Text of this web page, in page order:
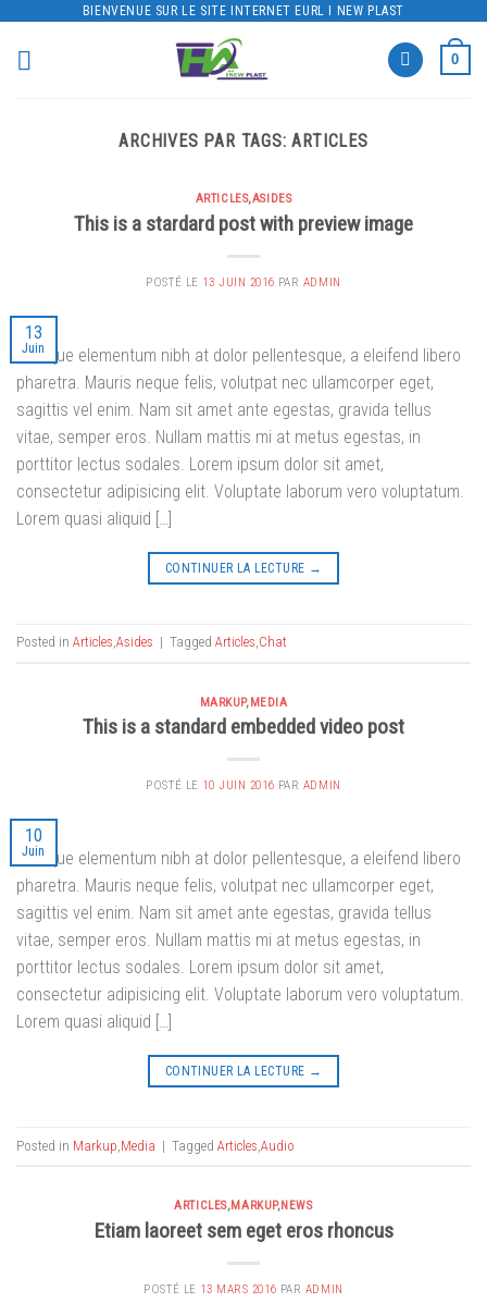
content
BIENVENUE SUR LE SITE INTERNET EURL I NEW PLAST
0
ARCHIVES PAR TAGS:ARTICLES
ARTICLES,ASIDES
This is a stardard post with preview image
POSTÉ LE 13 JUIN 2016 PAR ADMIN
13
Juin
Quisque elementum nibh at dolor pellentesque, a eleifend libero
pharetra. Mauris neque felis, volutpat nec ullamcorper eget,
sagittis vel enim. Nam sit amet ante egestas, gravida tellus
vitae, semper eros. Nullam mattis mi at metus egestas, in
porttitor lectus sodales. Lorem ipsum dolor sit amet,
consectetur adipisicing elit. Voluptate laborum vero voluptatum.
Lorem quasi aliquid […]
CONTINUER LA LECTURE →
Posted in Articles Asides | Tagged Articles Chat
MARKUP,MEDIA
This is a standard embedded video post
POSTÉ LE 10 JUIN 2016 PAR ADMIN
10
Juin
Quisque elementum nibh at dolor pellentesque, a eleifend libero
pharetra. Mauris neque felis, volutpat nec ullamcorper eget,
sagittis vel enim. Nam sit amet ante egestas, gravida tellus
vitae, semper eros. Nullam mattis mi at metus egestas, in
porttitor lectus sodales. Lorem ipsum dolor sit amet,
consectetur adipisicing elit. Voluptate laborum vero voluptatum.
Lorem quasi aliquid […]
CONTINUER LA LECTURE →
Posted in Markup Media | Tagged Articles Audio
ARTICLES,MARKUP,NEWS
Etiam laoreet sem eget eros rhoncus
POSTÉ LE 13 MARS 2016 PAR ADMIN